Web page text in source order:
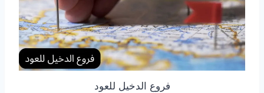
فروع الدخيل للعود